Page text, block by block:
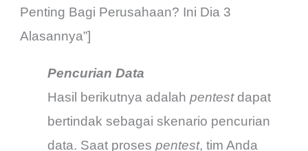
Penting Bagi Perusahaan? Ini Dia 3
Alasannya”]
Pencurian Data
Hasil berikutnya adalahpentest dapat
bertindak sebagai skenario pencurian
data. Saat prosespentest, tim Anda